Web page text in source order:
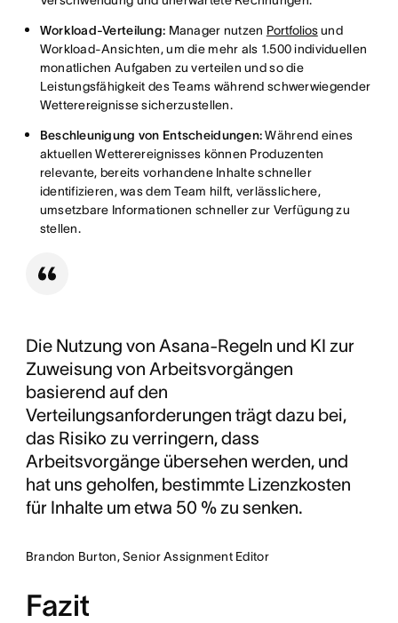
Workload-Verteilung: Manager nutzen Portfoliosund
Workload-Ansichten, um die mehr als 1.500 individuellen
monatlichen Aufgaben zu verteilen und so die
Leistungsfähigkeit des Teams während schwerwiegender
Wetterereignisse sicherzustellen.
Beschleunigung von Entscheidungen:Während eines
aktuellen Wetterereignisses können Produzenten
relevante, bereits vorhandene Inhalte schneller
identifizieren, was dem Team hilft, verlässlichere,
umsetzbare Informationen schneller zur Verfügung zu
stellen.
Die Nutzung von Asana-Regeln und KI zur
Zuweisung von Arbeitsvorgängen
basierend auf den
Verteilungsanforderungen trägt dazu bei,
das Risiko zu verringern, dass
Arbeitsvorgänge übersehen werden, und
hat uns geholfen, bestimmte Lizenzkosten
für Inhalte um etwa 50 % zu senken.
Brandon Burton, Senior Assignment Editor
Fazit